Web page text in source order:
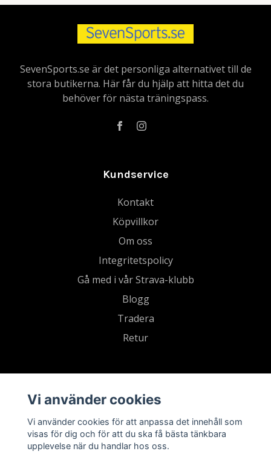
SevenSports.se är det personliga alternativet till de
stora butikerna. Här får du hjälp att hitta det du
behöver för nästa träningspass.
Kundservice
Kontakt
Köpvillkor
Om oss
Integritetspolicy
Gå med i vår Strava-klubb
Blogg
Tradera
Retur
Vi använder cookies
Vi använder cookies för att anpassa det innehåll som
visas för dig och för att du ska få bästa tänkbara
upplevelse när du handlar hos oss.